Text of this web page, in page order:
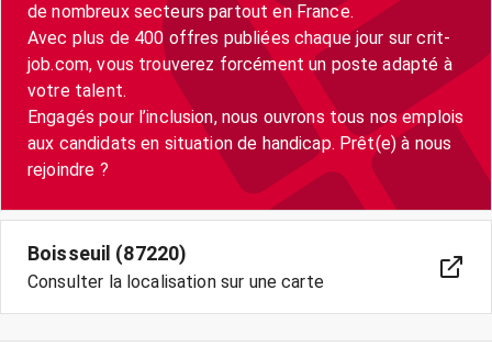
de nombreux secteurs partout en France.
Avec plus de 400 offres publiées chaque jour sur crit-
job.com, vous trouverez forcément un poste adapté à
votre talent.
Engagés pour l’inclusion, nous ouvrons tous nos emplois
aux candidats en situation de handicap. Prêt(e) à nous
Boisseuil (87220)
Consulter la localisation sur une carte